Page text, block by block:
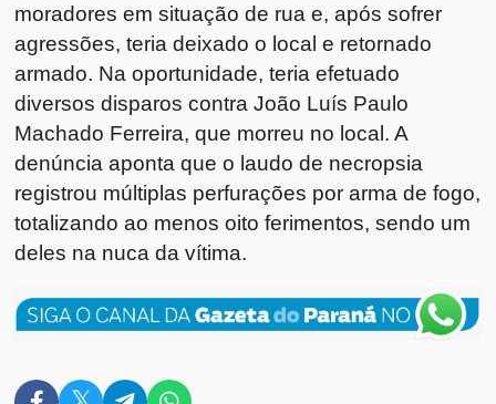
moradores em situação de rua e, após sofrer
agressões, teria deixado o local e retornado
armado. Na oportunidade, teria efetuado
diversos disparos contra João Luís Paulo
Machado Ferreira, que morreu no local. A
denúncia aponta que o laudo de necropsia
registrou múltiplas perfurações por arma de fogo,
totalizando ao menos oito ferimentos, sendo um
deles na nuca da vítima.